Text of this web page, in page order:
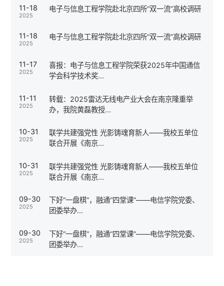
11-18
2025
电子与信息工程学院赴北京四所“双一流”高校调研
11-18
2025
电子与信息工程学院赴北京四所“双一流”高校调研
11-17
2025
喜报：电子与信息工程学院荣获2025年中国通信
学会科学技术奖...
11-11
2025
转载：2025雷达无线电产业大会在南京隆重举
办，我院黄磊教授...
10-31
2025
联学共建强党性 光影铸魂育新人——我校五单位
联合开展《南京...
10-31
2025
联学共建强党性 光影铸魂育新人——我校五单位
联合开展《南京...
09-30
2025
下好“一盘棋”，融通“四堂课”——电信学院党委、
团委举办...
09-30
2025
下好“一盘棋”，融通“四堂课”——电信学院党委、
团委举办...